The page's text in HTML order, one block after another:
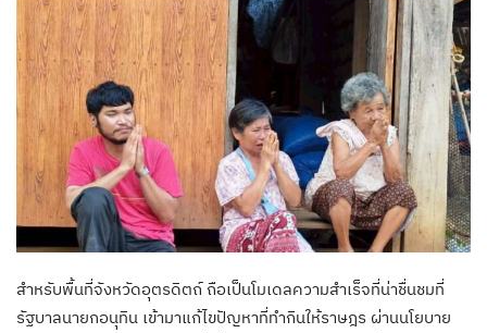
สำหรับพื้นที่จังหวัดอุตรดิตถ์ ถือเป็นโมเดลความสำเร็จที่น่าชื่นชมที่
รัฐบาลนายกอนุทิน เข้ามาแก้ไขปัญหาที่ทำกินให้ราษฎร ผ่านนโยบาย